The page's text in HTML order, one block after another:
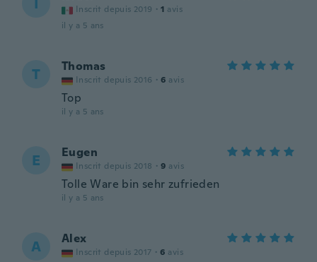
Inscrit depuis 2019 · 1 avis
il y a 5 ans
T Thomas
Inscrit depuis 2016 · 6 avis
Top
il y a 5 ans
E Eugen
Inscrit depuis 2018 · 9 avis
Tolle Ware bin sehr zufrieden
il y a 5 ans
A Alex
Inscrit depuis 2017 · 6 avis